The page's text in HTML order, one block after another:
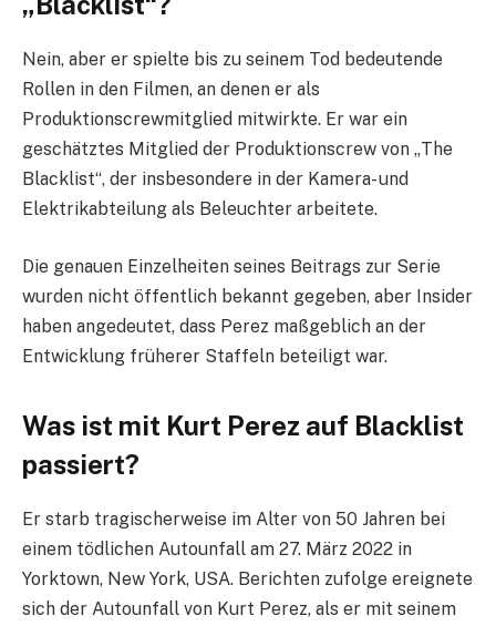
Nein, aber er spielte bis zu seinem Tod bedeutende
Rollen in den Filmen, an denen er als
Produktionscrewmitglied mitwirkte. Er war ein
geschätztes Mitglied der Produktionscrew von „The
Blacklist“, der insbesondere in der Kamera- und
Elektrikabteilung als Beleuchter arbeitete.
Die genauen Einzelheiten seines Beitrags zur Serie
wurden nicht öffentlich bekannt gegeben, aber Insider
haben angedeutet, dass Perez maßgeblich an der
Entwicklung früherer Staffeln beteiligt war.
Was ist mit Kurt Perez auf Blacklist
passiert?
Er starb tragischerweise im Alter von 50 Jahren bei
einem tödlichen Autounfall am 27. März 2022 in
Yorktown, New York, USA. Berichten zufolge ereignete
sich der Autounfall von Kurt Perez, als er mit seinem